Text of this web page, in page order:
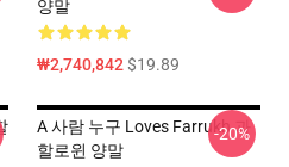
양말
₩2,740,842$19.89
A 사람 누구 Loves Farrukh 과
할로윈 양말
-20%